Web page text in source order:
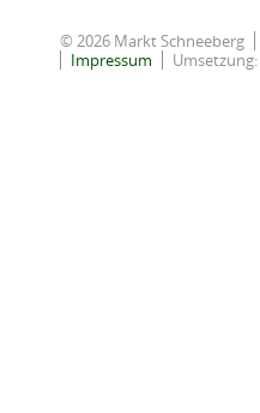
© 2026 Markt Schneeberg
Impressum
Umsetzung: